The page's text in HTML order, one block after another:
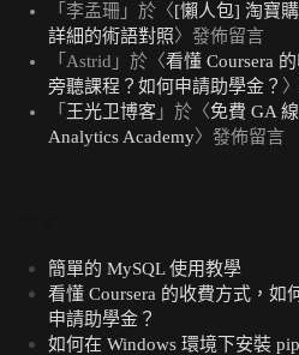
「 李孟珊 」於〈[懶人包] 淘寶
詳細的術語對照〉發佈留言
「 Astrid 」於〈看懂 Coursera
旁聽課程？如何申請助學金？
「 王光卫博客 」於〈免費 GA
Analytics Academy〉發佈留言
簡單的 MySQL 使用教學
看懂 Coursera 的收費方式，如
申請助學金？
如何在 Windows 環境下安裝 pip